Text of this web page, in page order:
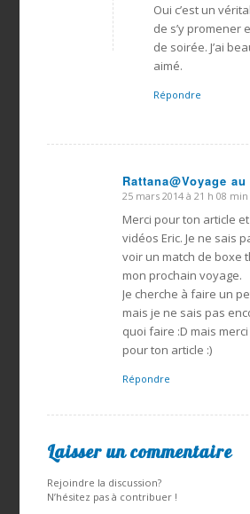
Oui c’est un
de s’y promener
de soirée. J’ai
aimé.
Répondre
Rattana@Voyage
dit
25 mars 2014 à 21 h 08 min
Merci pour ton article
vidéos Eric. Je ne sais
voir un match de boxe
mon prochain voyage.
Je cherche à faire un
mais je ne sais pas
quoi faire :D mais
pour ton article :)
Répondre
Laisser un commentaire
Rejoindre la discussion?
N’hésitez pas à contribuer !